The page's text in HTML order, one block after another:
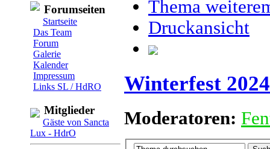
Forumseiten
Startseite
Das Team
Forum
Galerie
Kalender
Impressum
Links SL / HdRO
Mitglieder
Gäste von Sancta
Lux - HdrO
Thema
Druckansicht
Winterfest 2024
Moderatoren: